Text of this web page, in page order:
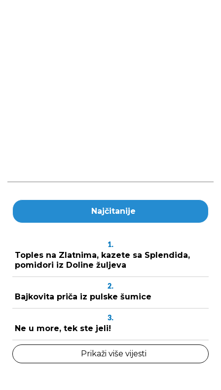
Najčitanije
1.
Toples na Zlatnima, kazete sa Splendida,
pomidori iz Doline žuljeva
2.
Bajkovita priča iz pulske šumice
3.
Ne u more, tek ste jeli!
Prikaži više vijesti